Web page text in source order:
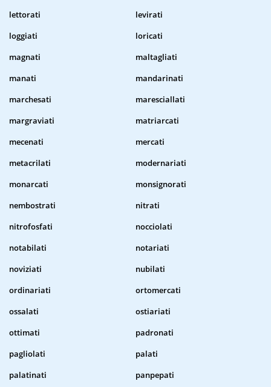
lettorati
levirati
loggiati
loricati
magnati
maltagliati
manati
mandarinati
marchesati
maresciallati
margraviati
matriarcati
mecenati
mercati
metacrilati
modernariati
monarcati
monsignorati
nembostrati
nitrati
nitrofosfati
nocciolati
notabilati
notariati
noviziati
nubilati
ordinariati
ortomercati
ossalati
ostiariati
ottimati
padronati
pagliolati
palati
palatinati
panpepati